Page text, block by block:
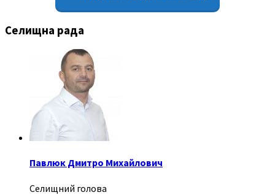
Селищна рада
Павлюк Дмитро Михайлович
Селищний голова